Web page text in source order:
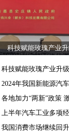
科技赋能玫瑰产业
科技赋能玫瑰产业升
2024年我国新能源汽
各地加力“两新”政策
上半年汽车工业多项
我国消费市场继续回